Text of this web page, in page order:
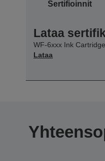
Sertifioinnit
Lataa
WF-6xxx Ink
Lataa